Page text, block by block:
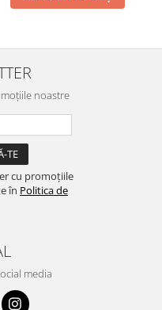
noastre
cu promoțiile
în Politica de
media